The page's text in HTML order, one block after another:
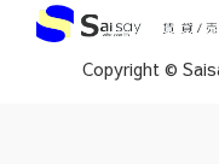
Copyright ©